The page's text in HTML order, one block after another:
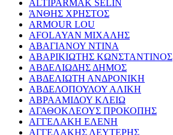
ALTIPARMAK SELIN
ΆΝΘΗΣ ΧΡΗΣΤΟΣ
ARMOUR LOU
AFOLAYAN ΜΙΧΑΛΗΣ
ΑΒΑΓΙΑΝΟΥ ΝΤΙΝΑ
ΑΒΑΡΙΚΙΩΤΗΣ ΚΩΝΣΤΑΝΤΙΝΟΣ
ΑΒΔΕΛΙΩΔΗΣ ΔΗΜΟΣ
ΑΒΔΕΛΙΩΤΗ ΑΝΔΡΟΝΙΚΗ
ΑΒΔΕΛΟΠΟΥΛΟΥ ΑΛΙΚΗ
ΑΒΡΑΑΜΙΔΟΥ ΚΛΕΙΩ
ΑΓΑΘΟΚΛΕΟΥΣ ΠΡΟΚΟΠΗΣ
ΑΓΓΕΛΑΚΗ ΕΛΕΝΗ
ΑΓΓΕΛΑΚΗΣ ΛΕΥΤΕΡΗΣ